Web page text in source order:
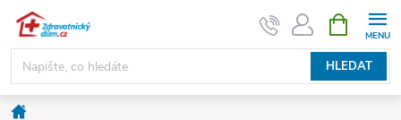
Přejít
obsah
HLEDAT
NÁKUPNÍ
KOŠÍK
Domů